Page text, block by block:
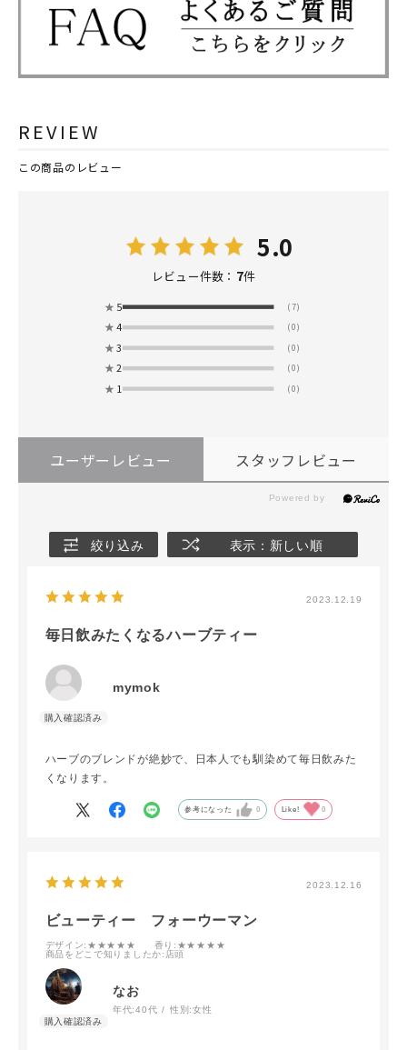
REVIEW
この商品のレビュー
5.0
レビュー件数： 7件
★ 5 (7)
★ 4 (0)
★ 3 (0)
★ 2 (0)
★ 1 (0)
ユーザーレビュー スタッフレビュー
絞り込み 表示：新しい順
2023.12.19
毎日飲みたくなるハーブティー
mymok
ハーブのブレンドが絶妙で、日本人でも馴染めて毎日飲みた
くなります。
参考になった 0 Like! 0
2023.12.16
ビューティー フォーウーマン
デザイン:★★★★★ 香り :★★★★★
商品をどこで知りましたか:店頭
なお
年代:40代 性別:女性